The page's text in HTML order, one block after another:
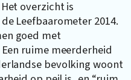
overzicht is
Leefbaarometer 2014.
goed met
ruime meerderheid
bevolking woont